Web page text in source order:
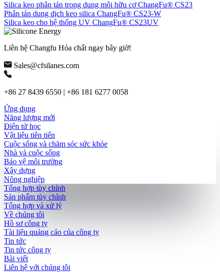
Silica keo phân tán trong dung môi hữu cơ ChangFu® CS23
Phân tán dung dịch keo silica ChangFu® CS23-W
Silica keo cho hệ thống UV ChangFu® CS23UV
Liên hệ Changfu Hóa chất ngay bây giờ!
Sales@cfsilanes.com
+86 27 8439 6550 | +86 181 6277 0058
Ứng dụng
Năng lượng mới
Điện tử học
Vật liệu tiên tiến
Cuộc sống và chăm sóc sức khỏe
Nhà và cuộc sống
Bảo vệ môi trường
Xây dựng
Nông nghiệp
Tổng hợp tùy chỉnh
Sản phẩm tùy chỉnh
Tổng hợp và xử lý
Về chúng tôi
Hồ sơ công ty
Tài liệu quảng cáo của công ty
Tin tức
Tin tức công ty
Bài viết
Liên hệ với chúng tôi